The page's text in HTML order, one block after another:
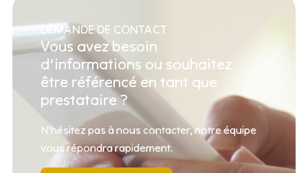
DEMANDE DE CONTACT
Vous avez besoin
d’informations ou souhaitez
être référencé en tant que
prestataire ?
N’hésitez pas à nous contacter, notre équipe
vous répondra rapidement.